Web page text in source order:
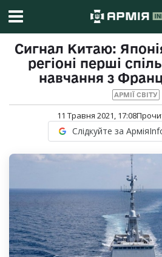
Сигнал Китаю:
регіоні перші
навчання з
АРМІЇ СВІТУ
11 Травня 2021, 17:08
Слідкуйте за